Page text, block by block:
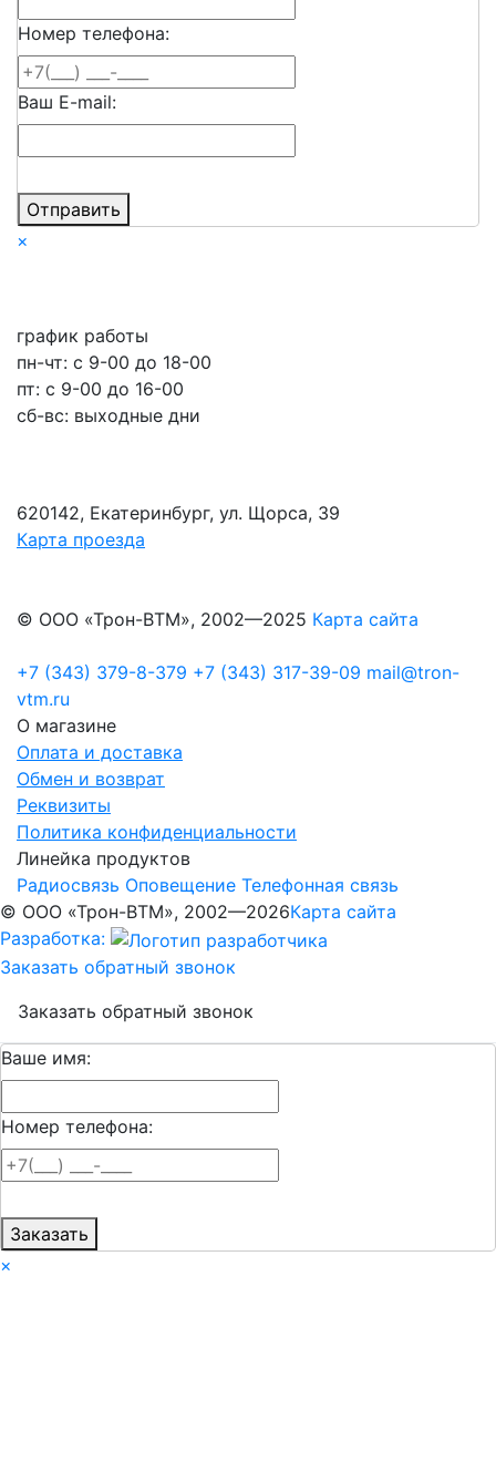
Номер телефона:
Ваш E-mail:
Отправить
×
график работы
пн-чт: c 9-00 до 18-00
пт: с 9-00 до 16-00
сб-вс: выходные дни
620142, Екатеринбург, ул. Щорса, 39
Карта проезда
© ООО «Трон-ВТМ», 2002—2025 Карта сайта
+7 (343) 379-8-379 +7 (343) 317-39-09 mail@tron-
vtm.ru
О магазине
Оплата и доставка
Обмен и возврат
Реквизиты
Политика конфиденциальности
Линейка продуктов
Радиосвязь Оповещение Телефонная связь
© ООО «Трон-ВТМ», 2002—2026Карта сайта
Разработка:
Заказать обратный звонок
Заказать обратный звонок
Ваше имя:
Номер телефона:
Заказать
×